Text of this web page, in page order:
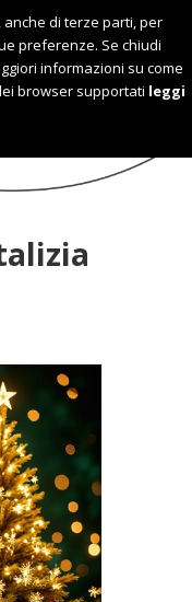
Italiano
di terze parti, per
preferenze. Se chiudi
informazioni su come
browser supportati leggi